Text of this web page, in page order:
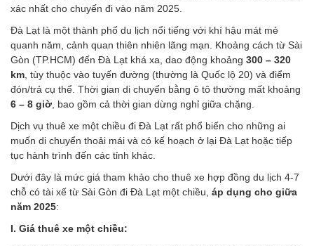
xác nhất cho chuyến đi vào năm 2025.
Đà Lạt là một thành phố du lịch nổi tiếng với khí hậu mát mẻ
quanh năm, cảnh quan thiên nhiên lãng mạn. Khoảng cách từ Sài
Gòn (TP.HCM) đến Đà Lạt khá xa, dao động khoảng 300 – 320
km , tùy thuộc vào tuyến đường (thường là Quốc lộ 20) và điểm
đón/trả cụ thể. Thời gian di chuyển bằng ô tô thường mất khoảng
6 – 8 giờ , bao gồm cả thời gian dừng nghỉ giữa chặng.
Dịch vụ thuê xe một chiều đi Đà Lạt rất phổ biến cho những ai
muốn di chuyển thoải mái và có kế hoạch ở lại Đà Lạt hoặc tiếp
tục hành trình đến các tỉnh khác.
Dưới đây là mức giá tham khảo cho thuê xe hợp đồng du lịch 4-7
chỗ có tài xế từ Sài Gòn đi Đà Lạt một chiều, áp dụng cho giữa
năm 2025:
I. Giá thuê xe một chiều: